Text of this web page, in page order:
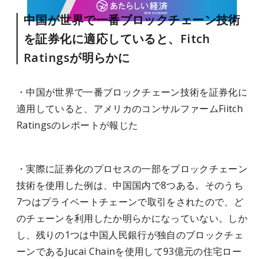
中国が世界で一番ブロックチェーン技術
を証券化に適応していると、Fitch
Ratingsが明らかに
・中国が世界で一番ブロックチェーン技術を証券化に
適用していると、アメリカのコンサルファームFiitch
Ratingsのレポートが報じた
・実際に証券化のプロセスの一部をブロックチェーン
技術を使用した例は、中国国内で8つある。そのうち
7つはプライベートチェーンで取引をされたので、ど
のチェーンを利用したか明らかになっていない。しか
し、残りの1つは中国人民銀行が独自のブロックチェ
ーンであるJucai Chainを使用して93億元の住宅ロー